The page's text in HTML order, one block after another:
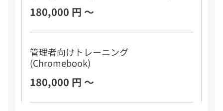
180,000 円 ～
管理者向けトレーニング
(Chromebook)
180,000 円 ～